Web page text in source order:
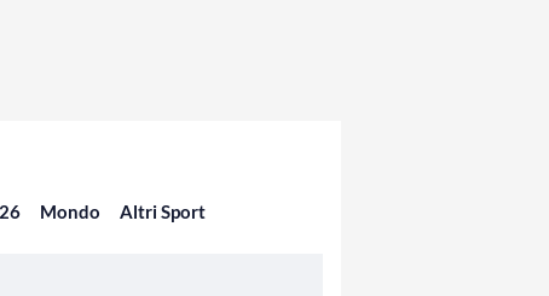
Mondo Altri Sport